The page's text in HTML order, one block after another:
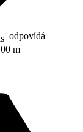
odpovídá
m